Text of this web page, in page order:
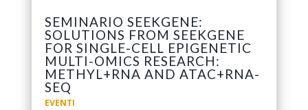
SEMINARIO SEEKGENE:
SOLUTIONS FROM SEEKGENE
FOR SINGLE-CELL EPIGENETIC
MULTI-OMICS RESEARCH:
METHYL+RNA AND ATAC+RNA-
SEQ
EVENTI